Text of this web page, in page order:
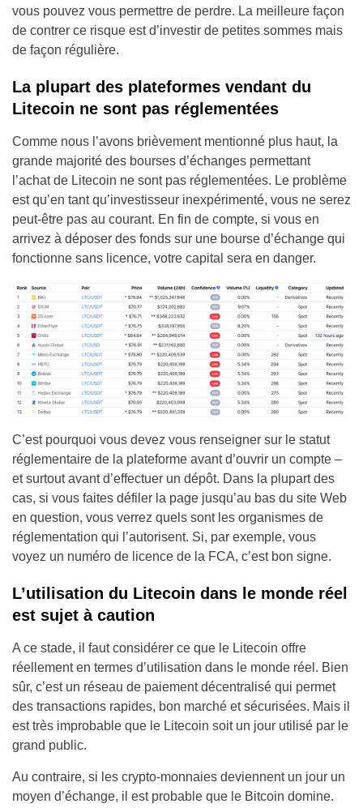
vous pouvez vous permettre de perdre. La meilleure façon
de contrer ce risque est d’investir de petites sommes mais
de façon régulière.
La plupart des plateformes vendant du
Litecoin ne sont pas réglementées
Comme nous l’avons brièvement mentionné plus haut, la
grande majorité des bourses d’échanges permettant
l’achat de Litecoin ne sont pas réglementées. Le problème
est qu’en tant qu’investisseur inexpérimenté, vous ne serez
peut-être pas au courant. En fin de compte, si vous en
arrivez à déposer des fonds sur une bourse d’échange qui
fonctionne sans licence, votre capital sera en danger.
C’est pourquoi vous devez vous renseigner sur le statut
réglementaire de la plateforme avant d’ouvrir un compte –
et surtout avant d’effectuer un dépôt. Dans la plupart des
cas, si vous faites défiler la page jusqu’au bas du site Web
en question, vous verrez quels sont les organismes de
réglementation qui l’autorisent. Si, par exemple, vous
voyez un numéro de licence de la FCA, c’est bon signe.
L’utilisation du Litecoin dans le monde réel
est sujet à caution
A ce stade, il faut considérer ce que le Litecoin offre
réellement en termes d’utilisation dans le monde réel. Bien
sûr, c’est un réseau de paiement décentralisé qui permet
des transactions rapides, bon marché et sécurisées. Mais il
est très improbable que le Litecoin soit un jour utilisé par le
grand public.
Au contraire, si les crypto-monnaies deviennent un jour un
moyen d’échange, il est probable que le Bitcoin domine.